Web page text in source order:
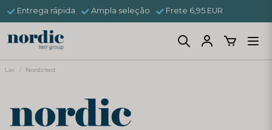
Entrega rápida Ampla seleção Frete 6,95 EUR
Lar Nordictest